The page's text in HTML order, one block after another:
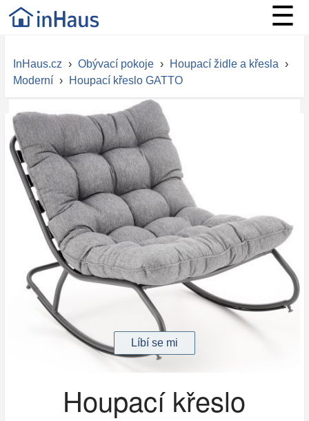
☰
InHaus.cz › Obývací pokoje › Houpací židle a křesla ›
Moderní › Houpací křeslo GATTO
Houpací křeslo